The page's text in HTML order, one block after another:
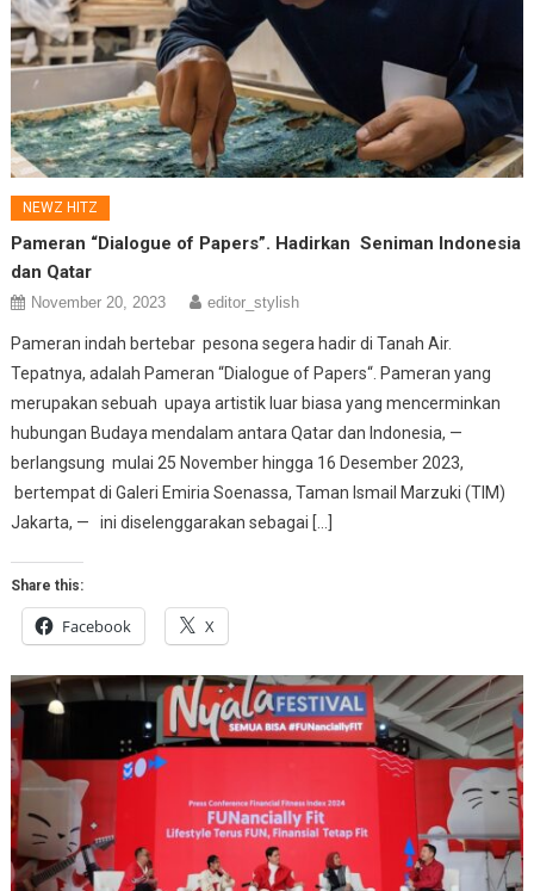
NEWZ HITZ
Pameran “Dialogue of Papers”. Hadirkan Seniman Indonesia
dan Qatar
November 20, 2023 editor_stylish
Pameran indah bertebar pesona segera hadir di Tanah Air.
Tepatnya, adalah Pameran “Dialogue of Papers“. Pameran yang
merupakan sebuah upaya artistik luar biasa yang mencerminkan
hubungan Budaya mendalam antara Qatar dan Indonesia, —
berlangsung mulai 25 November hingga 16 Desember 2023,
bertempat di Galeri Emiria Soenassa, Taman Ismail Marzuki (TIM)
Jakarta, — ini diselenggarakan sebagai […]
Share this:
Facebook X